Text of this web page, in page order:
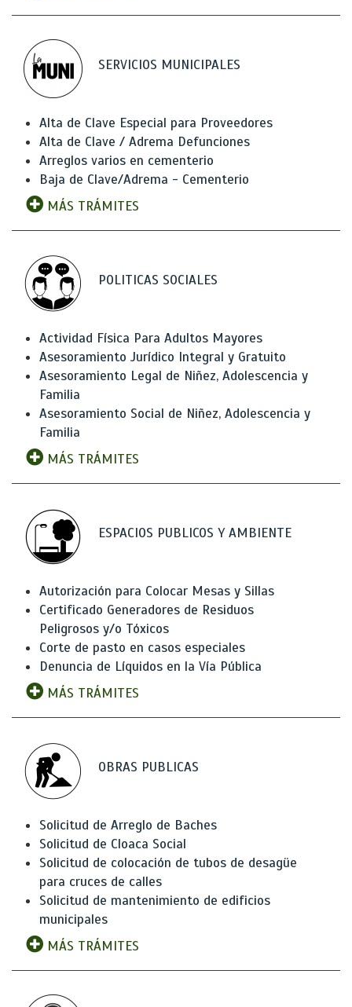
SERVICIOS MUNICIPALES
Alta de Clave Especial para Proveedores
Alta de Clave / Adrema Defunciones
Arreglos varios en cementerio
Baja de Clave/Adrema - Cementerio
MÁS TRÁMITES
POLITICAS SOCIALES
Actividad Física Para Adultos Mayores
Asesoramiento Jurídico Integral y Gratuito
Asesoramiento Legal de Niñez, Adolescencia y
Familia
Asesoramiento Social de Niñez, Adolescencia y
Familia
MÁS TRÁMITES
ESPACIOS PUBLICOS Y AMBIENTE
Autorización para Colocar Mesas y Sillas
Certificado Generadores de Residuos
Peligrosos y/o Tóxicos
Corte de pasto en casos especiales
Denuncia de Líquidos en la Vía Pública
MÁS TRÁMITES
OBRAS PUBLICAS
Solicitud de Arreglo de Baches
Solicitud de Cloaca Social
Solicitud de colocación de tubos de desagüe
para cruces de calles
Solicitud de mantenimiento de edificios
municipales
MÁS TRÁMITES